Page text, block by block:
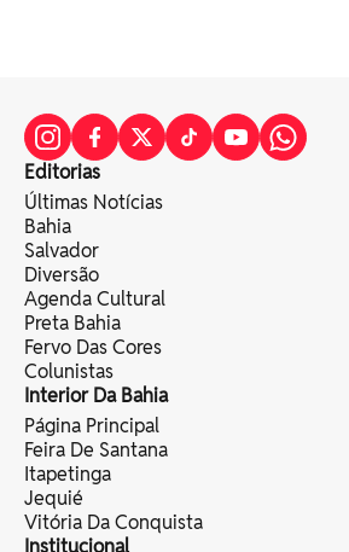
Editorias
Últimas Notícias
Bahia
Salvador
Diversão
Agenda Cultural
Preta Bahia
Fervo Das Cores
Colunistas
Interior Da Bahia
Página Principal
Feira De Santana
Itapetinga
Jequié
Vitória Da Conquista
Institucional